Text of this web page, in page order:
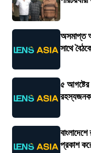
অসমাপ্ত
সাথে
৫ আগষ্টের
প্রকাশ